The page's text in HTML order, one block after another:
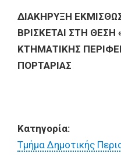
ΔΙΑΚΗΡΥΞΗ
ΒΡΙΣΚΕΤΑΙ ΣΤΗ ΘΕΣΗ
ΚΤΗΜΑΤΙΚΗΣ
ΠΟΡΤΑΡΙΑΣ
Κατηγορία:
Τμήμα Δημοτικής